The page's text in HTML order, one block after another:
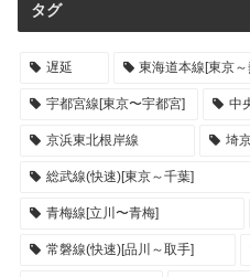
タグ
遅延 東海道本線[東京～
宇都宮線[東京〜宇都宮] 中
京浜東北根岸線 埼
総武線(快速)[東京～千葉]
青梅線[立川〜青梅]
常磐線(快速)[品川～取手]